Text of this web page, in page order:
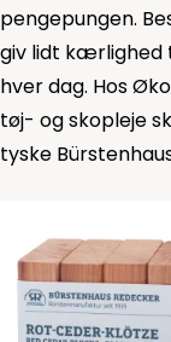
pengepungen.
giv lidt kærlighed
hver dag. Hos
tøj- og skopleje
tyske